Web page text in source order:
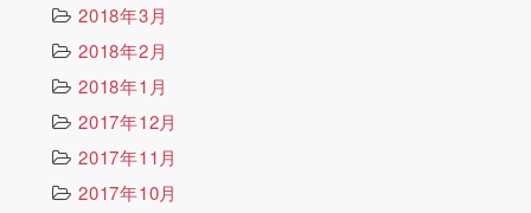
2018年3月
2018年2月
2018年1月
2017年12月
2017年11月
2017年10月